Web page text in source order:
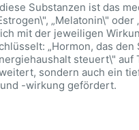
Substanzen ist das
„Melatonin\" oder
mit der jeweiligen
„Hormon, das
steuert\"
sondern auch ein
-wirkung gefördert.